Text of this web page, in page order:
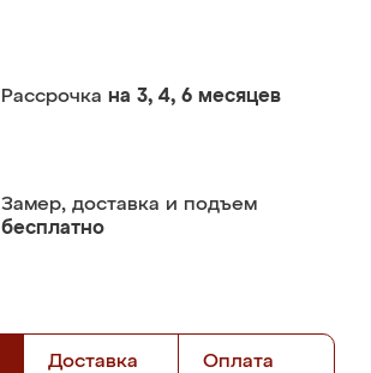
Рассрочка на 3, 4, 6 месяцев
Замер, доставка и подъем
бесплатно
Доставка Оплата